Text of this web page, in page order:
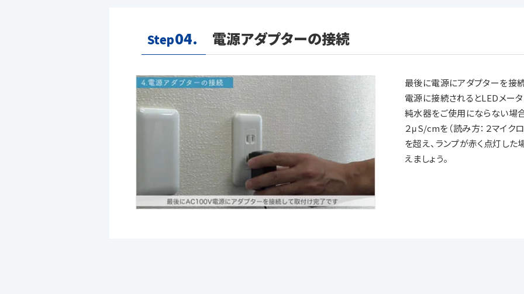
Step04. 電源アダプターの接続
最後に電源にアダプターを接
電源に接続されるとLEDメー
純水器をご使用にならない場
２μS/cmを（読み方：２マイク
を超え、ランプが赤く点灯し
えましょう。